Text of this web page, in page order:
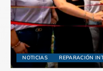
NOTICIAS REPARACIÓN